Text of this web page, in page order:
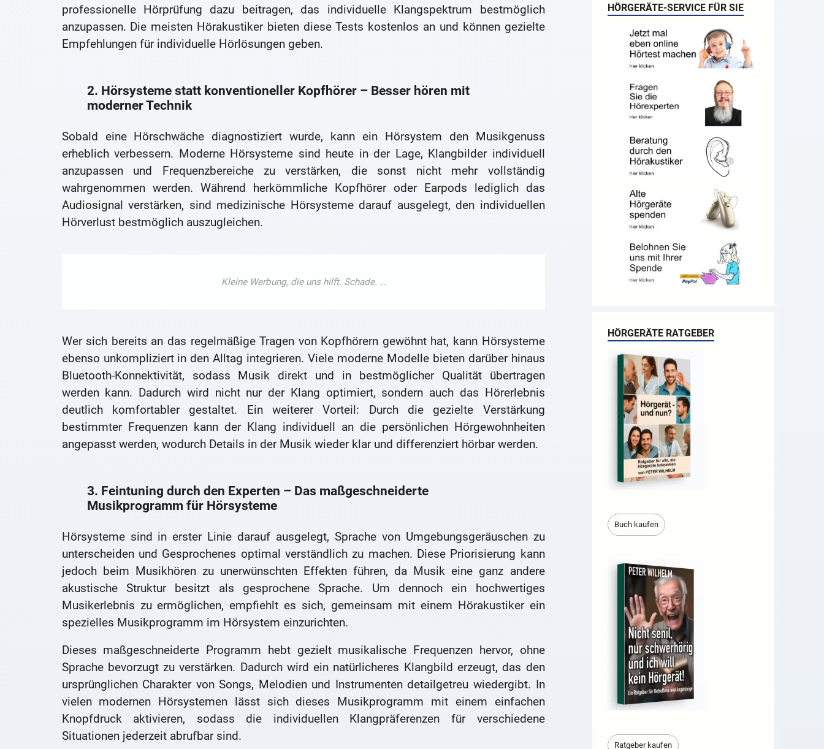
professionelle Hörprüfung dazu beitragen, das individuelle Klangspektrum bestmöglich
anzupassen. Die meisten Hörakustiker bieten diese Tests kostenlos an und können gezielte
Empfehlungen für individuelle Hörlösungen geben.
2. Hörsysteme statt konventioneller Kopfhörer – Besser hören mit
moderner Technik
Sobald eine Hörschwäche diagnostiziert wurde, kann ein Hörsystem den Musikgenuss
erheblich verbessern. Moderne Hörsysteme sind heute in der Lage, Klangbilder individuell
anzupassen und Frequenzbereiche zu verstärken, die sonst nicht mehr vollständig
wahrgenommen werden. Während herkömmliche Kopfhörer oder Earpods lediglich das
Audiosignal verstärken, sind medizinische Hörsysteme darauf ausgelegt, den individuellen
Hörverlust bestmöglich auszugleichen.
Wer sich bereits an das regelmäßige Tragen von Kopfhörern gewöhnt hat, kann Hörsysteme
ebenso unkompliziert in den Alltag integrieren. Viele moderne Modelle bieten darüber hinaus
Bluetooth-Konnektivität, sodass Musik direkt und in bestmöglicher Qualität übertragen
werden kann. Dadurch wird nicht nur der Klang optimiert, sondern auch das Hörerlebnis
deutlich komfortabler gestaltet. Ein weiterer Vorteil: Durch die gezielte Verstärkung
bestimmter Frequenzen kann der Klang individuell an die persönlichen Hörgewohnheiten
angepasst werden, wodurch Details in der Musik wieder klar und differenziert hörbar werden.
3. Feintuning durch den Experten – Das maßgeschneiderte
Musikprogramm für Hörsysteme
Hörsysteme sind in erster Linie darauf ausgelegt, Sprache von Umgebungsgeräuschen zu
unterscheiden und Gesprochenes optimal verständlich zu machen. Diese Priorisierung kann
jedoch beim Musikhören zu unerwünschten Effekten führen, da Musik eine ganz andere
akustische Struktur besitzt als gesprochene Sprache. Um dennoch ein hochwertiges
Musikerlebnis zu ermöglichen, empfiehlt es sich, gemeinsam mit einem Hörakustiker ein
spezielles Musikprogramm im Hörsystem einzurichten.
Dieses maßgeschneiderte Programm hebt gezielt musikalische Frequenzen hervor, ohne
Sprache bevorzugt zu verstärken. Dadurch wird ein natürlicheres Klangbild erzeugt, das den
ursprünglichen Charakter von Songs, Melodien und Instrumenten detailgetreu wiedergibt. In
vielen modernen Hörsystemen lässt sich dieses Musikprogramm mit einem einfachen
Knopfdruck aktivieren, sodass die individuellen Klangpräferenzen für verschiedene
Situationen jederzeit abrufbar sind.
HÖRGERÄTE-SERVICE FÜR SIE
HÖRGERÄTE RATGEBER
Buch kaufen
Ratgeber kaufen